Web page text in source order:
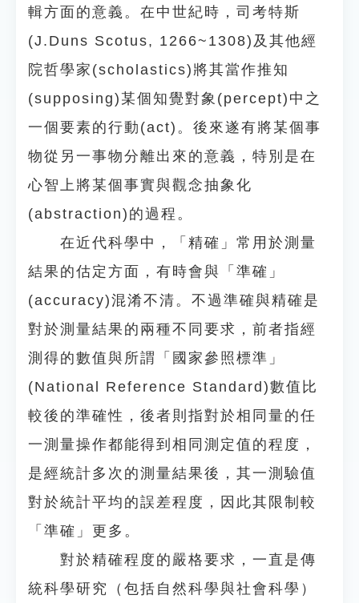
輯方面的意義。在中世紀時，司考特斯
(J.Duns Scotus, 1266~1308)及其他經
院哲學家(scholastics)將其當作推知
(supposing)某個知覺對象(percept)中之
一個要素的行動(act)。後來遂有將某個事
物從另一事物分離出來的意義，特別是在
心智上將某個事實與觀念抽象化
(abstraction)的過程。
在近代科學中，「精確」常用於測量
結果的估定方面，有時會與「準確」
(accuracy)混淆不清。不過準確與精確是
對於測量結果的兩種不同要求，前者指經
測得的數值與所謂「國家參照標準」
(National Reference Standard)數值比
較後的準確性，後者則指對於相同量的任
一測量操作都能得到相同測定值的程度，
是經統計多次的測量結果後，其一測驗值
對於統計平均的誤差程度，因此其限制較
「準確」更多。
對於精確程度的嚴格要求，一直是傳
統科學研究（包括自然科學與社會科學）